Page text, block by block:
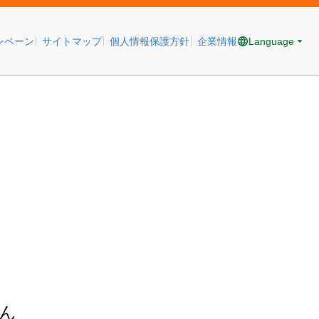
ペーン サイトマップ 個人情報保護方針 企業情報 Language